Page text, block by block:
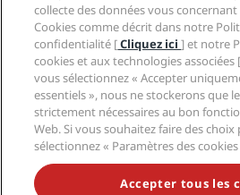
Entreprise responsable
Approvisionnement
Déclaration sur l’esclavage moderne
Plan du site
Marques Radisson Hotels
NE MANQUEZ AUCUNE DE
POPULAIRES
collecte des données vous
Cookies comme décrit dans notre
confidentialité [Cliquez ici] et notre
cookies et aux technologies associées [
vous sélectionnez « Accepter
essentiels », nous ne stockerons que
strictement nécessaires au bon
Web. Si vous souhaitez faire des choix
sélectionnez « Paramètres des cookies
Accepter tous les